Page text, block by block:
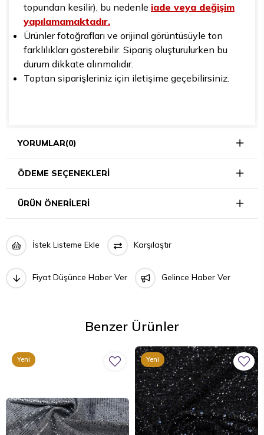
topundan kesilir), bu nedenle iade veya değişim
yapılamamaktadır.
Ürünler fotoğrafları ve orijinal görüntüsüyle ton
farklılıkları gösterebilir. Sipariş oluşturulurken bu
durum dikkate alınmalıdır.
Toptan siparişleriniz için iletişime geçebilirsiniz.
YORUMLAR(0)
ÖDEME SEÇENEKLERI
ÜRÜN ÖNERILERI
İstek Listeme Ekle Karşılaştır
Fiyat Düşünce Haber Ver Gelince Haber Ver
Benzer Ürünler
Yeni
Yeni
Ürün